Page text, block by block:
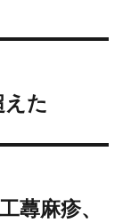
た
麻疹、